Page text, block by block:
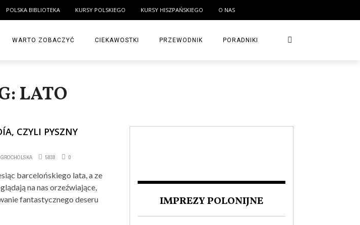
POLSKA BIBLIOTEKA KURSY POLSKIEGO KURSY HISZPAŃSKIEGO O NAS
WARTO ZOBACZYĆ CIEKAWOSTKI PRZEWODNIK PORADNIKI
LATO
CZYLI PYSZNY
5838 0
barcelońskiego lata, a ze
na nas orzeźwiające,
fantastycznego deseru
IMPREZY POLONIJNE